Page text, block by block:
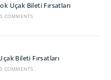
Uçak Bileti Fırsatları
0 COMMENTS
Bileti Fırsatları
0 COMMENTS